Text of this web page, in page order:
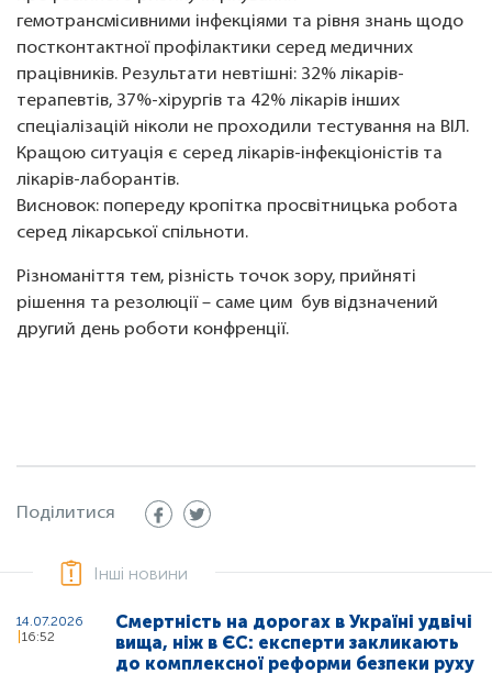
гемотрансмісивними інфекціями та рівня знань щодо
постконтактної профілактики серед медичних
працівників. Результати невтішні: 32% лікарів-
терапевтів, 37%-хірургів та 42% лікарів інших
спеціалізацій ніколи не проходили тестування на ВІЛ.
Кращою ситуація є серед лікарів-інфекціоністів та
лікарів-лаборантів.
Висновок: попереду кропітка просвітницька робота
серед лікарської спільноти.
Різноманіття тем, різність точок зору, прийняті
рішення та резолюції – саме цим був відзначений
другий день роботи конфренції.
Поділитися
Інші новини
14.07.2026
16:52
Смертність на дорогах в Україні удвічі
вища, ніж в ЄС: експерти закликають
до комплексної реформи безпеки руху